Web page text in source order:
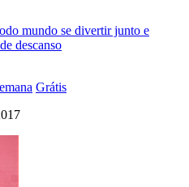
mundo se divertir junto e
descanso
Grátis